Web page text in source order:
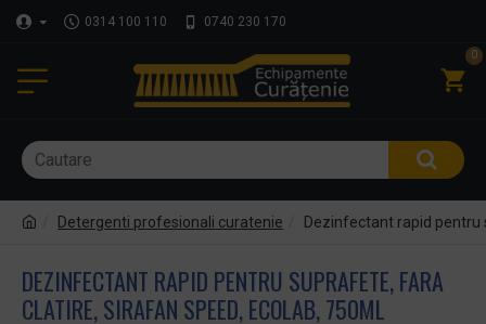
0314 100 110 0740 230 170
0
Detergenti profesionali curatenie Dezinfectant rapid pentru
DEZINFECTANT RAPID PENTRU SUPRAFETE, FARA
CLATIRE, SIRAFAN SPEED, ECOLAB, 750ML